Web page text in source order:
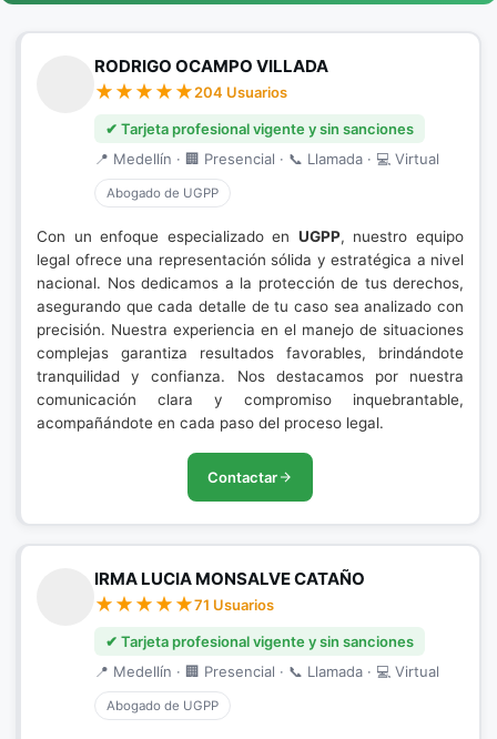
RODRIGO OCAMPO VILLADA
204 Usuarios
✔ Tarjeta profesional vigente y sin sanciones
📍 Medellín · 🏢 Presencial · 📞 Llamada · 💻 Virtual
Abogado de UGPP
Con un enfoque especializado en UGPP, nuestro equipo
legal ofrece una representación sólida y estratégica a nivel
nacional. Nos dedicamos a la protección de tus derechos,
asegurando que cada detalle de tu caso sea analizado con
precisión. Nuestra experiencia en el manejo de situaciones
complejas garantiza resultados favorables, brindándote
tranquilidad y confianza. Nos destacamos por nuestra
comunicación clara y compromiso inquebrantable,
acompañándote en cada paso del proceso legal.
Contactar
IRMA LUCIA MONSALVE CATAÑO
71 Usuarios
✔ Tarjeta profesional vigente y sin sanciones
📍 Medellín · 🏢 Presencial · 📞 Llamada · 💻 Virtual
Abogado de UGPP